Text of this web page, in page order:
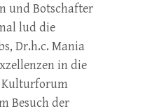
und Botschafter
lud die
Dr.h.c. Mania
in die
Kulturforum
Besuch der